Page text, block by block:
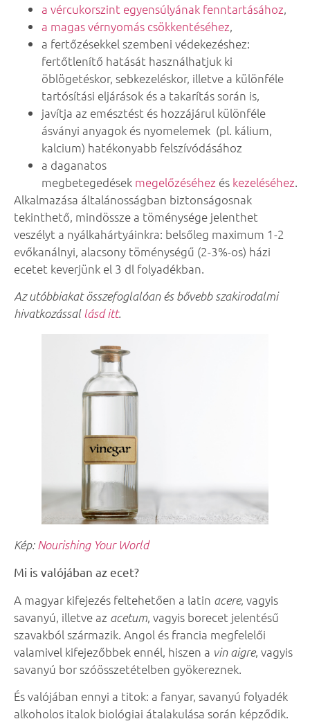
a vércukorszint egyensúlyának fenntartásához,
a magas vérnyomás csökkentéséhez,
a fertőzésekkel szembeni védekezéshez:
fertőtlenítő hatását használhatjuk ki
öblögetéskor, sebkezeléskor, illetve a különféle
tartósítási eljárások és a takarítás során is,
javítja az emésztést és hozzájárul különféle
ásványi anyagok és nyomelemek (pl. kálium,
kalcium) hatékonyabb felszívódásához
a daganatos
megbetegedések megelőzéséhez és kezeléséhez.
Alkalmazása általánosságban biztonságosnak
tekinthető, mindössze a töménysége jelenthet
veszélyt a nyálkahártyáinkra: belsőleg maximum 1-2
evőkanálnyi, alacsony töménységű (2-3%-os) házi
ecetet keverjünk el 3 dl folyadékban.
Az utóbbiakat összefoglalóan és bővebb szakirodalmi
hivatkozássallásd itt.
Kép:Nourishing Your World
Mi is valójában az ecet?
A magyar kifejezés feltehetően a latin acere, vagyis
savanyú, illetve az acetum, vagyis borecet jelentésű
szavakból származik. Angol és francia megfelelői
valamivel kifejezőbbek ennél, hiszen a vin aigre, vagyis
savanyú bor szóösszetételben gyökereznek.
És valójában ennyi a titok: a fanyar, savanyú folyadék
alkoholos italok biológiai átalakulása során képződik.